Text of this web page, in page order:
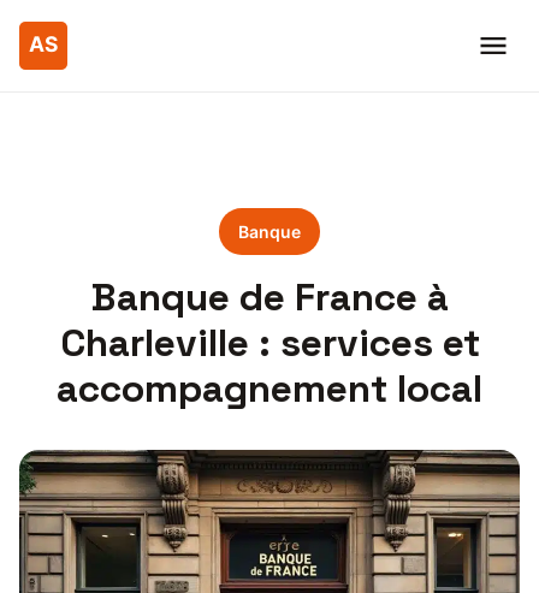
Banque
Banque de France à
Charleville : services et
accompagnement local